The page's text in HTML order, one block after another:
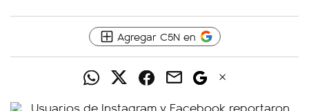
Agregar C5N en